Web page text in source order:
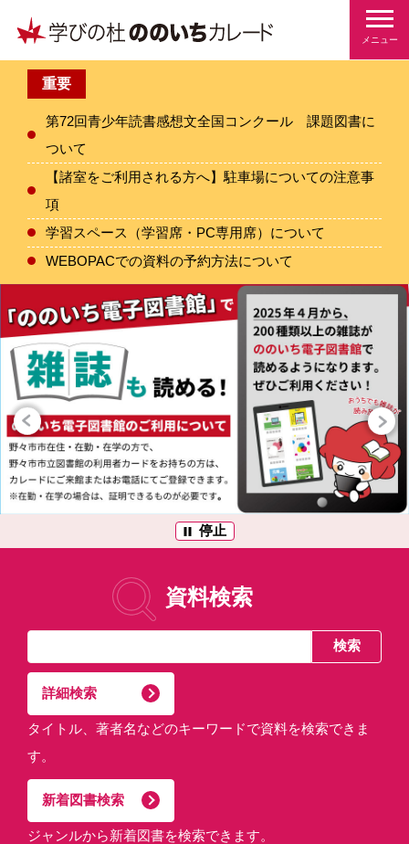
メニュー
重要
第72回青少年読書感想文全国コンクール 課題図書に
ついて
【諸室をご利用される方へ】駐車場についての注意事
項
学習スペース（学習席・PC専用席）について
WEBOPACでの資料の予約方法について
停止
資料検索
詳細検索
タイトル、著者名などのキーワードで資料を検索できま
す。
新着図書検索
ジャンルから新着図書を検索できます。